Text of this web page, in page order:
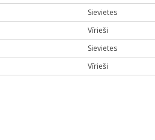
Sievietes
Vīrieši
Sievietes
Vīrieši